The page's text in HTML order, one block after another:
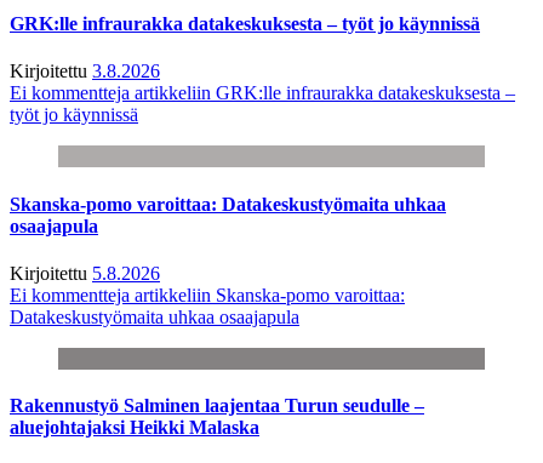
GRK:lle infraurakka datakeskuksesta – työt jo käynnissä
Kirjoitettu 3.8.2026
Ei kommentteja artikkeliin GRK:lle infraurakka datakeskuksesta –
työt jo käynnissä
Skanska-pomo varoittaa: Datakeskustyömaita uhkaa
osaajapula
Kirjoitettu 5.8.2026
Ei kommentteja artikkeliin Skanska-pomo varoittaa:
Datakeskustyömaita uhkaa osaajapula
Rakennustyö Salminen laajentaa Turun seudulle –
aluejohtajaksi Heikki Malaska